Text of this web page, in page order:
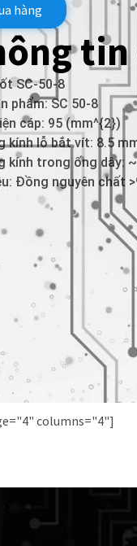
hàng
tin
SC-50-8
phẩm: SC 50-8
cáp: 95 (mm^{2})
kính lỗ bắt vít: 8.5
kính trong ống dây:
Đồng nguyên chất
columns="4"]